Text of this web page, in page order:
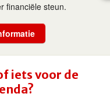
financiële steun.
iets voor de